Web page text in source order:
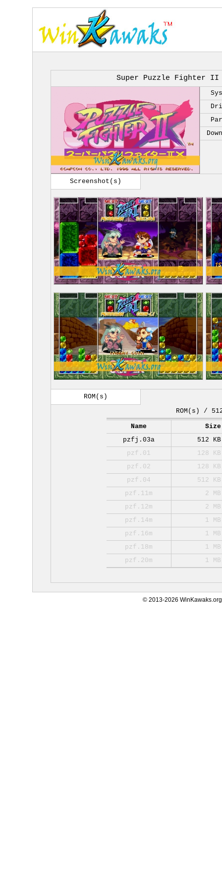
Super Puzzle Fighter II
Screenshot(s)
ROM(s)
ROM(s) /
Name
Size
pzfj.03a
512 KB
pzf.01
128 KB
pzf.02
128 KB
pzf.04
512 KB
pzf.11m
2 MB
pzf.12m
2 MB
pzf.14m
1 MB
pzf.16m
1 MB
pzf.18m
1 MB
pzf.20m
1 MB
© 2013-2026